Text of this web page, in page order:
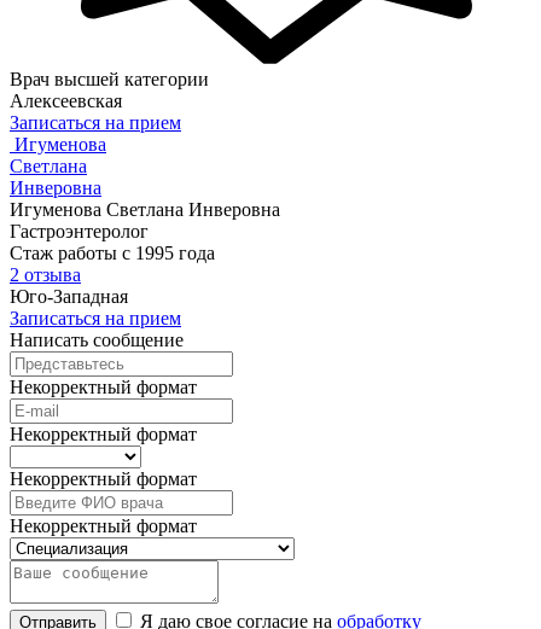
Врач высшей категории
Алексеевская
Записаться на прием
Игуменова
Светлана
Инверовна
Игуменова Светлана Инверовна
Гастроэнтеролог
Стаж работы с 1995 года
2 отзыва
Юго-Западная
Записаться на прием
Написать сообщение
Некорректный формат
Некорректный формат
Некорректный формат
Некорректный формат
Отправить Я даю свое согласие на обработку